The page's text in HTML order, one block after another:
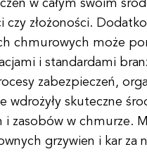
w całym swoim
czy złożoności.
chmurowych może
i standardami
zabezpieczeń,
skuteczne
i zasobów w chmurze.
grzywien i kar za